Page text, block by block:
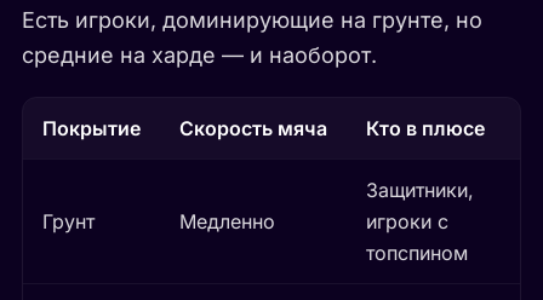
Есть игроки, доминирующие на грунте, но
средние на харде — и наоборот.
Покрытие Скорость мяча Кто в плюсе
Грунт Медленно
Защитники,
игроки с
топспином